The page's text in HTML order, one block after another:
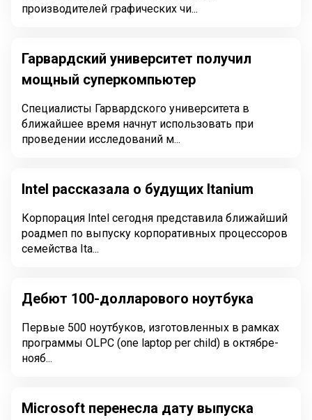
производителей графических чи...
Гарвардский университет получил
мощный суперкомпьютер
Специалисты Гарвардского университета в
ближайшее время начнут использовать при
проведении исследований м...
Intel рассказала о будущих Itanium
Корпорация Intel сегодня представила ближайший
роадмеп по выпуску корпоративных процессоров
семейства Ita...
Дебют 100-долларового ноутбука
Первые 500 ноутбуков, изготовленных в рамках
программы OLPC (one laptop per child) в октябре-
нояб...
Microsoft перенесла дату выпуска